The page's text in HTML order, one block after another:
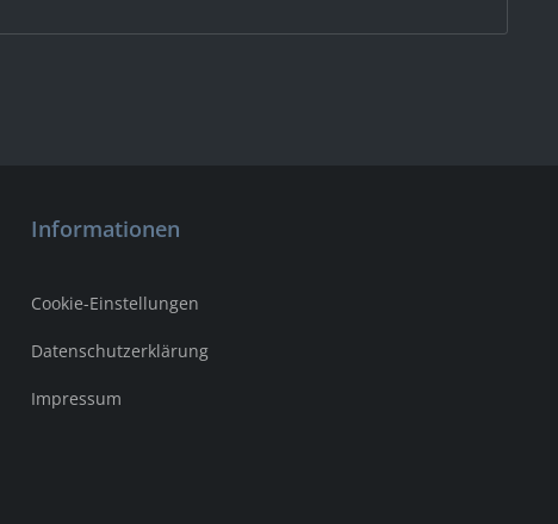
Informationen
Cookie-Einstellungen
Datenschutzerklärung
Impressum